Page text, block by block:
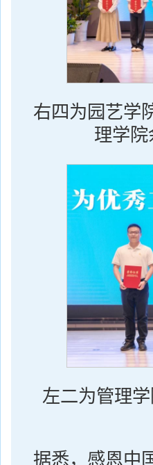
右四为园艺学
理学
左二为管理
据悉，感恩中